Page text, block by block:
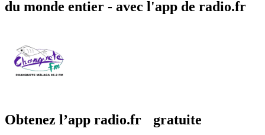
du monde entier - avec l'app de radio.fr
Obtenez l’app radio.fr gratuite